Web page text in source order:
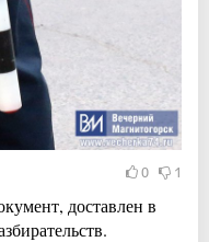
0 1
доставлен в